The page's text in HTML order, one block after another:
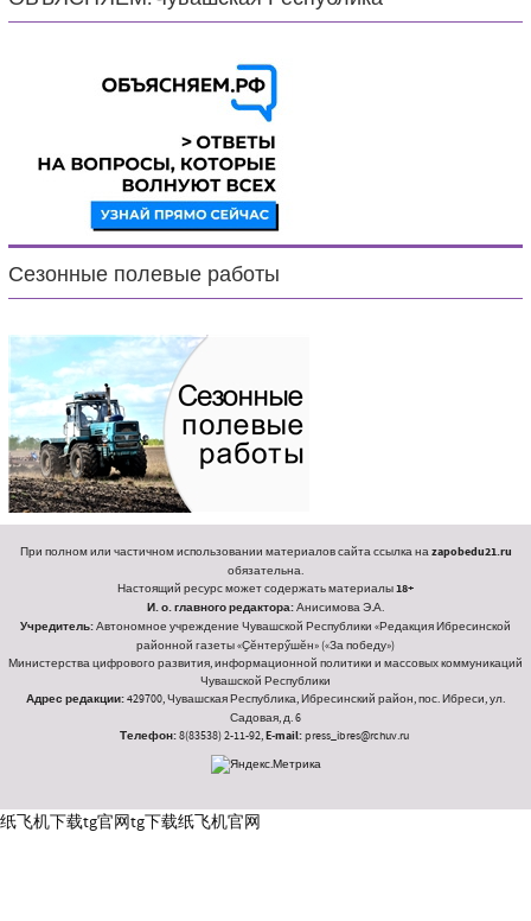
Сезонные полевые работы
При полном или частичном использовании материалов сайта ссылка наzapobedu21.ru
обязательна.
Настоящий ресурс может содержать материалы18+
И. о. главного редактора:Анисимова Э.А.
Учредитель:Автономное учреждение Чувашской Республики «Редакция Ибресинской
районной газеты «Ҫӗнтерӳшӗн» («За победу»)
Министерства цифрового развития, информационной политики и массовых коммуникаций
Чувашской Республики
Адрес редакции:429700, Чувашская Республика, Ибресинский район, пос. Ибреси, ул.
Садовая, д. 6
Телефон:8(83538) 2-11-92,E-mail:press_ibres@rchuv.ru
纸飞机下载tg官网tg下载纸飞机官网